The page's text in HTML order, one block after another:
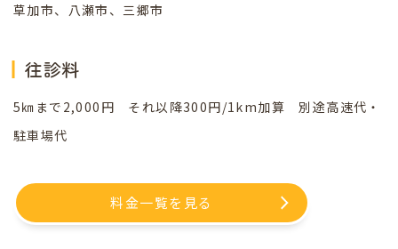
草加市、八瀬市、三郷市
往診料
5㎞まで2,000円 それ以降300円/1km加算 別途高速代・
駐車場代
料金一覧を見る